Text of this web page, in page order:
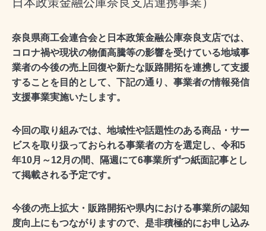
奈良県商工会連合会と日本政策金融公庫奈良支店では、
コロナ禍や現状の物価高騰等の影響を受けている地域事
業者の今後の売上回復や新たな販路開拓を連携して支援
することを目的として、下記の通り、事業者の情報発信
支援事業実施いたします。
今回の取り組みでは、地域性や話題性のある商品・サー
ビスを取り扱っておられる事業者の方を選定し、令和5
年10月～12月の間、隔週にて6事業所ずつ紙面記事とし
て掲載される予定です。
今後の売上拡大・販路開拓や県内における事業所の認知
度向上にもつながりますので、是非積極的にお申し込み